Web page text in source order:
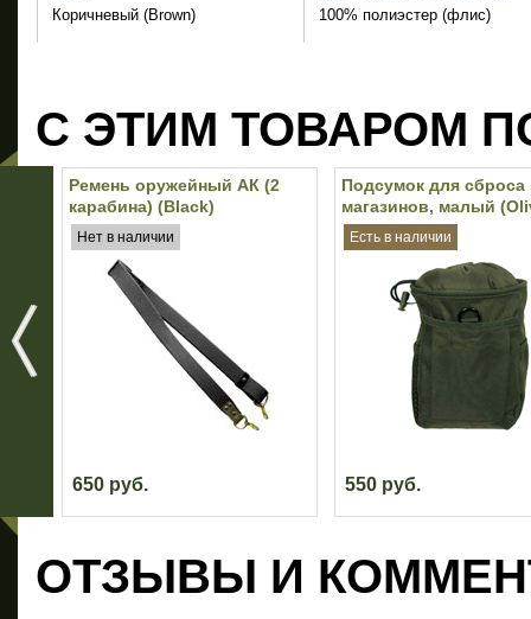
Коричневый (Brown) 100% полиэстер (флис)
С ЭТИМ ТОВАРОМ
Ремень оружейный АК (2
карабина) (Black)
Нет в наличии
650 руб.
Подсумок для сброса
магазинов, малый
Есть в наличии
550 руб.
ОТЗЫВЫ И